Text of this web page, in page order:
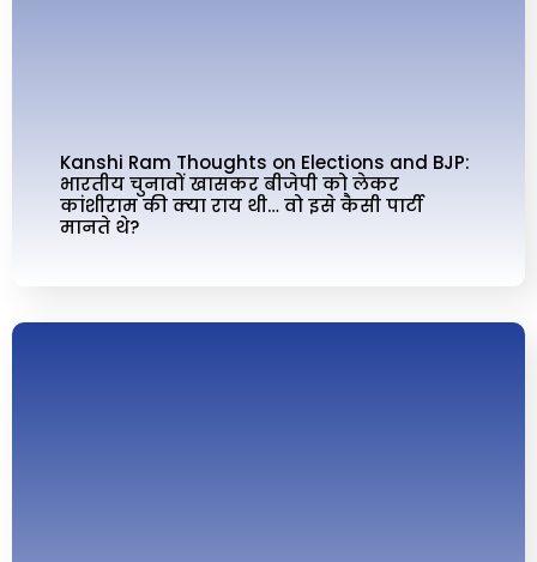
Kanshi Ram Thoughts on Elections and BJP:
भारतीय चुनावों खासकर बीजेपी को लेकर
कांशीराम की क्‍या राय थी… वो इसे कैसी पार्टी
मानते थे?